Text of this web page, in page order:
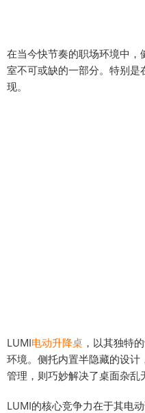
在当今快节奏的职场环境中
室不可或缺的一部分。特别
现。
LUMI电动升降桌 ，以其独特
环境。侧托内置半隐藏的设
管理，则巧妙解决了桌面杂乱
LUMI的核心竞争力在于其电